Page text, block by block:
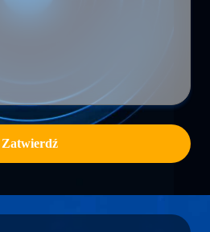
Zatwierdź